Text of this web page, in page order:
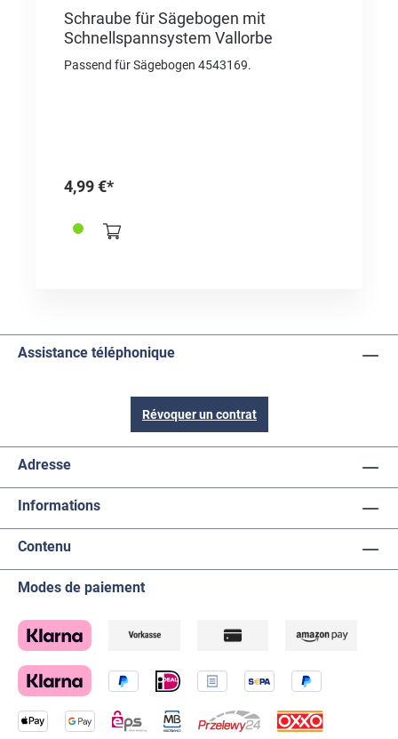
Schraube für Sägebogen mit
Schnellspannsystem Vallorbe
Passend für Sägebogen 4543169.
4,99 €*
Assistance téléphonique
Révoquer un contrat
Adresse
Informations
Contenu
Modes de paiement